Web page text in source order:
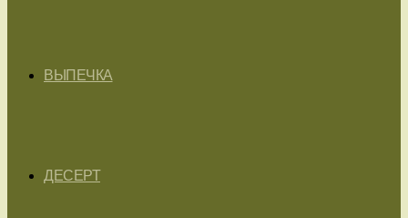
ВЫПЕЧКА
ДЕСЕРТ